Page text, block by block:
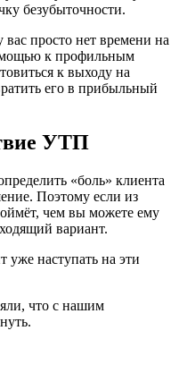
безубыточности.
просто нет времени на
к профильным
к выходу на
его в прибыльный
УТП
«боль» клиента
Поэтому если из
чем вы можете ему
вариант.
что с нашим